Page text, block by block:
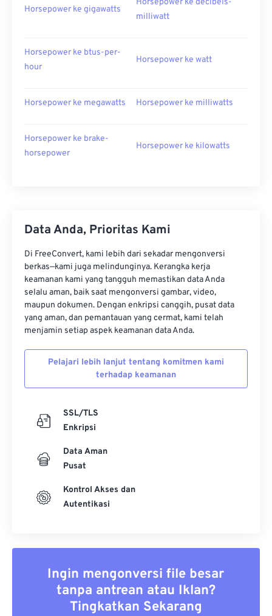
Horsepower ke gigawatts
Horsepower ke decibels-
milliwatt
Horsepower ke btus-per-
hour
Horsepower ke watt
Horsepower ke megawatts Horsepower ke milliwatts
Horsepower ke brake-
horsepower
Horsepower ke kilowatts
Data Anda, Prioritas Kami
Di FreeConvert, kami lebih dari sekadar mengonversi
berkas—kami juga melindunginya. Kerangka kerja
keamanan kami yang tangguh memastikan data Anda
selalu aman, baik saat mengonversi gambar, video,
maupun dokumen. Dengan enkripsi canggih, pusat data
yang aman, dan pemantauan yang cermat, kami telah
menjamin setiap aspek keamanan data Anda.
Pelajari lebih lanjut tentang komitmen kami
terhadap keamanan
SSL/TLS
Enkripsi
Data Aman
Pusat
Kontrol Akses dan
Autentikasi
Ingin mengonversi file besar
tanpa antrean atau Iklan?
Tingkatkan Sekarang